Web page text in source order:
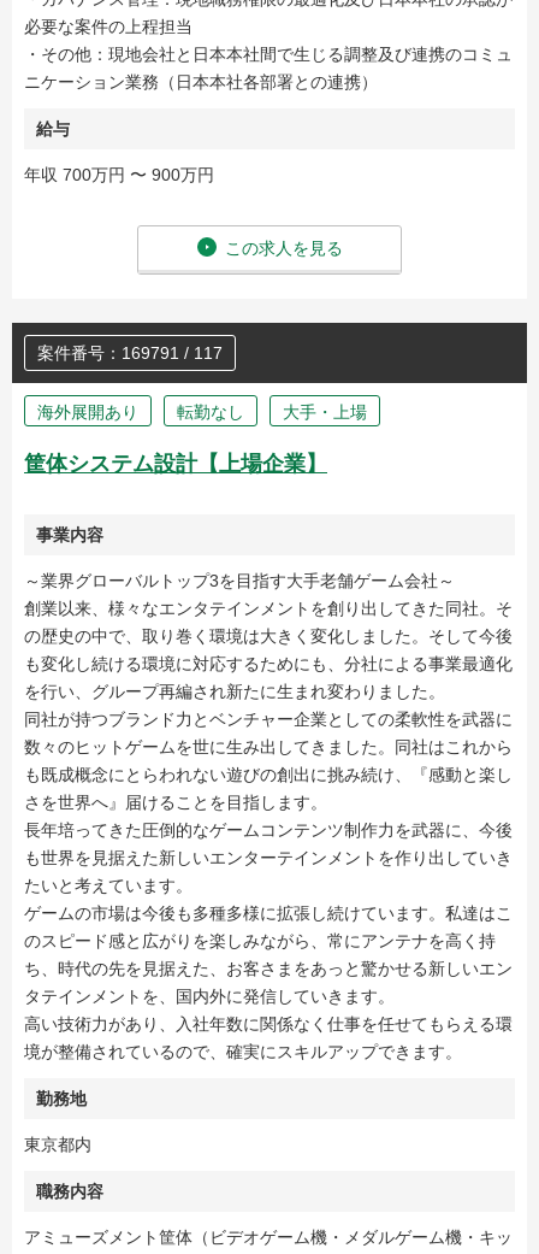
必要な案件の上程担当
・その他：現地会社と日本本社間で生じる調整及び連携のコミュ
ニケーション業務（日本本社各部署との連携）
給与
年収 700万円 〜 900万円
この求人を見る
案件番号：169791 / 117
海外展開あり 転勤なし 大手・上場
筐体システム設計【上場企業】
事業内容
～業界グローバルトップ3を目指す大手老舗ゲーム会社～
創業以来、様々なエンタテインメントを創り出してきた同社。そ
の歴史の中で、取り巻く環境は大きく変化しました。そして今後
も変化し続ける環境に対応するためにも、分社による事業最適化
を行い、グループ再編され新たに生まれ変わりました。
同社が持つブランド力とベンチャー企業としての柔軟性を武器に
数々のヒットゲームを世に生み出してきました。同社はこれから
も既成概念にとらわれない遊びの創出に挑み続け、『感動と楽し
さを世界へ』届けることを目指します。
長年培ってきた圧倒的なゲームコンテンツ制作力を武器に、今後
も世界を見据えた新しいエンターテインメントを作り出していき
たいと考えています。
ゲームの市場は今後も多種多様に拡張し続けています。私達はこ
のスピード感と広がりを楽しみながら、常にアンテナを高く持
ち、時代の先を見据えた、お客さまをあっと驚かせる新しいエン
タテインメントを、国内外に発信していきます。
高い技術力があり、入社年数に関係なく仕事を任せてもらえる環
境が整備されているので、確実にスキルアップできます。
勤務地
東京都内
職務内容
アミューズメント筐体（ビデオゲーム機・メダルゲーム機・キッ